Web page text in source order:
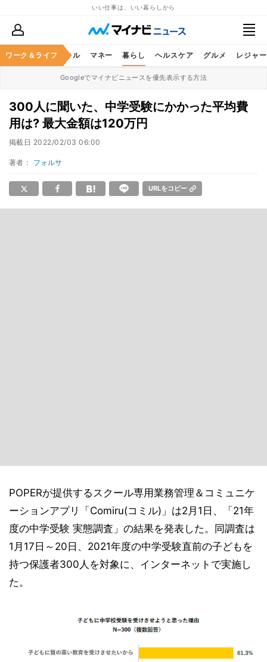
いい仕事は、いい暮らしから
ワーク＆ライフ
ア ビジネススキル マネー 暮らし ヘルスケア グルメ レジャー
Googleでマイナビニュースを優先表示する方法
300人に聞いた、中学受験にかかった平均費
用は? 最大金額は120万円
掲載日 2022/02/03 06:00
著者： フォルサ
URLをコピー
POPERが提供するスクール専用業務管理＆コミュニケ
ーションアプリ「Comiru(コミル)」は2月1日、「21年
度の中学受験 実態調査」の結果を発表した。同調査は
1月17日～20日、2021年度の中学受験直前の子どもを
持つ保護者300人を対象に、インターネットで実施し
た。